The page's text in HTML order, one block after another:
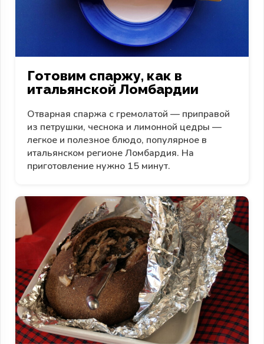
Готовим спаржу, как в
итальянской Ломбардии
Отварная спаржа с гремолатой — приправой
из петрушки, чеснока и лимонной цедры —
легкое и полезное блюдо, популярное в
итальянском регионе Ломбардия. На
приготовление нужно 15 минут.